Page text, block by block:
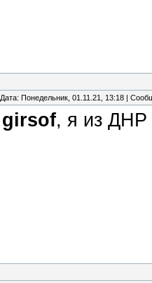
Дата: Понедельник, 01.11.21, 13:18 |
girsof, я из ДНР